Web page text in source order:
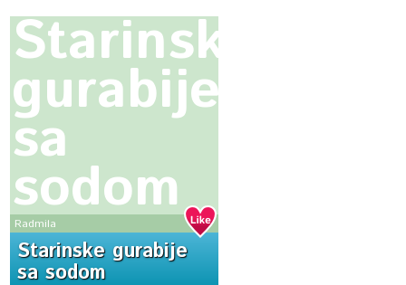
Starinske
gurabije
sa
sodom
Radmila
Starinske gurabije
sa sodom